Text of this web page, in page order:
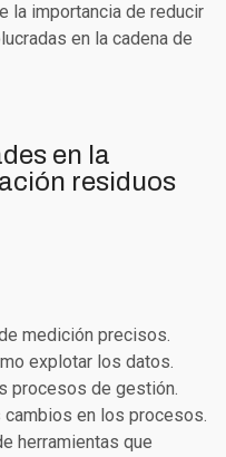
la importancia de reducir
en la cadena de
en la
residuos
medición precisos.
explotar los datos.
procesos de gestión.
en los procesos.
herramientas que